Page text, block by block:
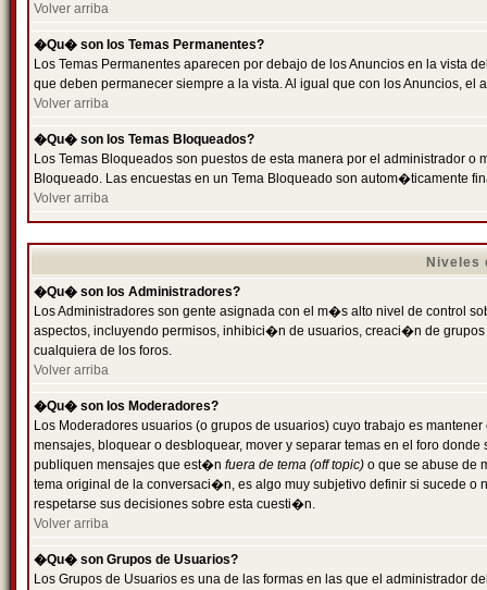
Volver arriba
�Qu� son los Temas Permanentes?
Los Temas Permanentes aparecen por debajo de los Anuncios en la
que deben permanecer siempre a la vista. Al igual que con los Anuncios,
Volver arriba
�Qu� son los Temas Bloqueados?
Los Temas Bloqueados son puestos de esta manera por el administrador
Bloqueado. Las encuestas en un Tema Bloqueado son autom�ticamente
Volver arriba
Niveles
�Qu� son los Administradores?
Los Administradores son gente asignada con el m�s alto nivel de control
aspectos, incluyendo permisos, inhibici�n de usuarios, creaci�n de
cualquiera de los foros.
Volver arriba
�Qu� son los Moderadores?
Los Moderadores usuarios (o grupos de usuarios) cuyo trabajo es
mensajes, bloquear o desbloquear, mover y separar temas en el foro
publiquen mensajes que est�n fuera de tema (off topic) o que se abuse de
tema original de la conversaci�n, es algo muy subjetivo definir si sucede
respetarse sus decisiones sobre esta cuesti�n.
Volver arriba
�Qu� son Grupos de Usuarios?
Los Grupos de Usuarios es una de las formas en las que el administrador